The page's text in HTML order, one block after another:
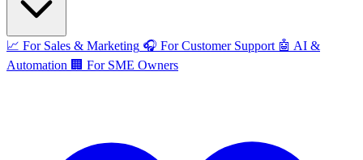
📈 For Sales & Marketing 🎧 For Customer Support 🤖 AI &
Automation 🏢 For SME Owners